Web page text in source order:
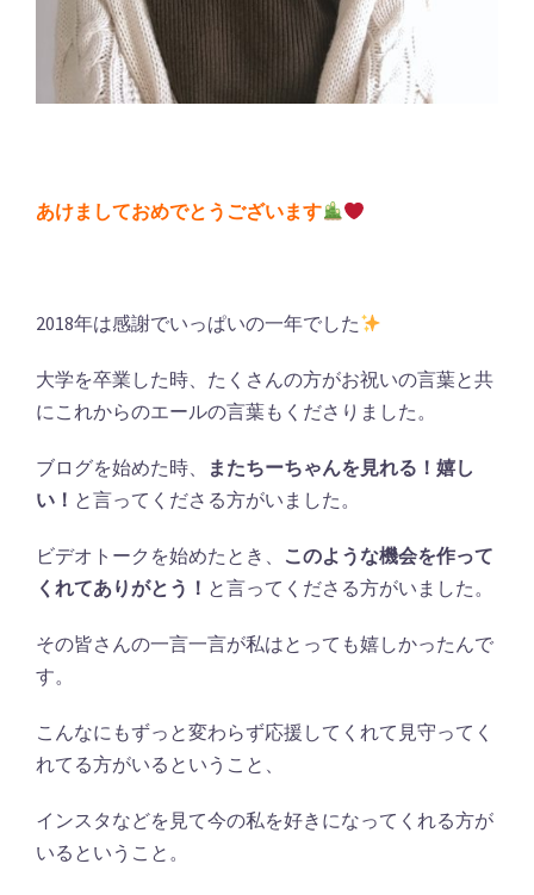
あけましておめでとうございます
2018年は感謝でいっぱいの一年でした
大学を卒業した時、たくさんの方がお祝いの言葉と共
にこれからのエールの言葉もくださりました。
ブログを始めた時、
またちーちゃんを見れる！嬉し
い！ と言ってくださる方がいました。
ビデオトークを始めたとき、 このような機会を作って
くれてありがとう！ と言ってくださる方がいました。
その皆さんの一言一言が私はとっても嬉しかったんで
す。
こんなにもずっと変わらず応援してくれて見守ってく
れてる方がいるということ、
インスタなどを見て今の私を好きになってくれる方が
いるということ。